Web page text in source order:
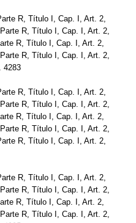
R, Título I, Cap. I, Art. 2,
R, Título I, Cap. I, Art. 2,
R, Título I, Cap. I, Art. 2,
R, Título I, Cap. I, Art. 2,
4283
R, Título I, Cap. I, Art. 2,
R, Título I, Cap. I, Art. 2,
R, Título I, Cap. I, Art. 2,
R, Título I, Cap. I, Art. 2,
R, Título I, Cap. I, Art. 2,
R, Título I, Cap. I, Art. 2,
R, Título I, Cap. I, Art. 2,
R, Título I, Cap. I, Art. 2,
R, Título I, Cap. I, Art. 2,